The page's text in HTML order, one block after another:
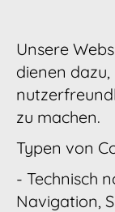
Unsere
dienen
zu machen.
Typen von
- Technisch
Navigation,